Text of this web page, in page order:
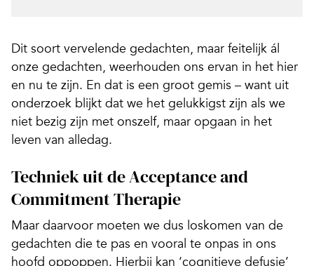
Dit soort vervelende gedachten, maar feitelijk ál
onze gedachten, weerhouden ons ervan in het hier
en nu te zijn. En dat is een groot gemis – want uit
onderzoek blijkt dat we het gelukkigst zijn als we
niet bezig zijn met onszelf, maar opgaan in het
leven van alledag.
Techniek uit de Acceptance and
Commitment Therapie
Maar daarvoor moeten we dus loskomen van de
gedachten die te pas en vooral te onpas in ons
hoofd oppoppen. Hierbij kan ‘cognitieve defusie’